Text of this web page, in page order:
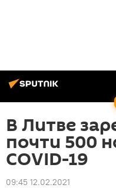
В Литве
почти 500
COVID-19
09:45 12.02.2021